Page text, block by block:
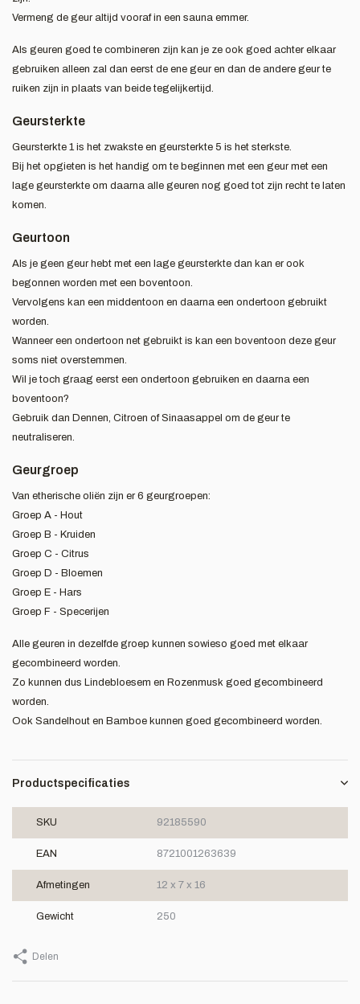
Vermeng de geur altijd vooraf in een sauna emmer.
Als geuren goed te combineren zijn kan je ze ook goed achter elkaar
gebruiken alleen zal dan eerst de ene geur en dan de andere geur te
ruiken zijn in plaats van beide tegelijkertijd.
Geursterkte
Geursterkte 1 is het zwakste en geursterkte 5 is het sterkste.
Bij het opgieten is het handig om te beginnen met een geur met een
lage geursterkte om daarna alle geuren nog goed tot zijn recht te laten
komen.
Geurtoon
Als je geen geur hebt met een lage geursterkte dan kan er ook
begonnen worden met een boventoon.
Vervolgens kan een middentoon en daarna een ondertoon gebruikt
worden.
Wanneer een ondertoon net gebruikt is kan een boventoon deze geur
soms niet overstemmen.
Wil je toch graag eerst een ondertoon gebruiken en daarna een
boventoon?
Gebruik dan Dennen, Citroen of Sinaasappel om de geur te
neutraliseren.
Geurgroep
Van etherische oliën zijn er 6 geurgroepen:
Groep A - Hout
Groep B - Kruiden
Groep C - Citrus
Groep D - Bloemen
Groep E - Hars
Groep F - Specerijen
Alle geuren in dezelfde groep kunnen sowieso goed met elkaar
gecombineerd worden.
Zo kunnen dus Lindebloesem en Rozenmusk goed gecombineerd
worden.
Ook Sandelhout en Bamboe kunnen goed gecombineerd worden.
Productspecificaties
SKU 92185590
EAN 8721001263639
Afmetingen 12 x 7 x 16
Gewicht 250
Delen